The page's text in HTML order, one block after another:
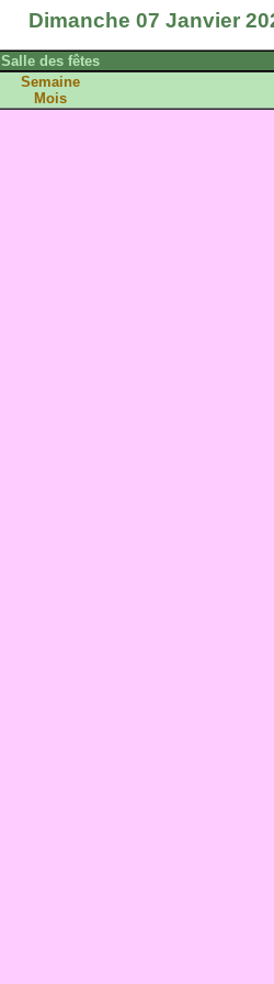
Dimanche 07 Janvier
Salle des fêtes
Semaine
Mois